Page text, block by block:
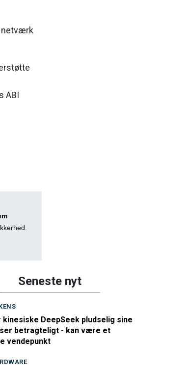
netværk
ABI
Seneste nyt
DeepSeek pludselig sine
betragteligt - kan være et
vendepunkt